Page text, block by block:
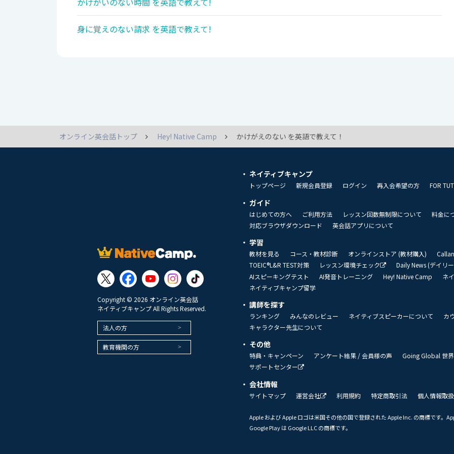
身に覚えのない請求 を英語で教えて!
オンライン英会話トップ Hey! Native Camp かけがえのない を英語で教えて！
Copyright © 2026 オンライン英会話
ネイティブキャンプ All Rights Reserved.
法人の方
教育機関の方
ネイティブキャンプ
トップページ 新規会員登録 ログイン 再入会希望の方 FOR
ガイド
はじめての方へ ご利用方法 レッスン回数無制限について 料金に
対応ブラウザダウンロード
英会話アプリについて
学習
教材を見る コース・教材診断 オンラインストア (教材購入)
TOEIC®L&R TEST対策
レッスン環境チェック Daily News (デイリ
AIスピーキングテスト
AI発音トレーニング Hey! Native Camp ネ
ネイティブキャンプ留学
講師を探す
ランキング みんなのレビュー ネイティブスピーカーについて
カ
キャラクター先生について
その他
特典・キャンペーン アンケート結果 / 会員様の声 Going Global 世
サポートセンター
会社情報
サイトマップ 運営会社 利用規約 特定商取引法 個人情報取
Apple および Apple ロゴは米国その他の国で登録された Apple Inc. の商標です。
Google Play は Google LLC の商標です。